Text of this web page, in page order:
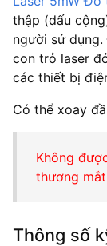
thập (dấu
người sử
con trỏ laser
các thiết bị
Có thể xoay
Không
thương mắt
Thông số